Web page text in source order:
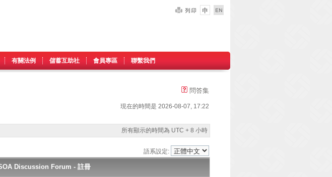
有關法例 儲蓄互助社 會員專區 聯繫我們
問答集
現在的時間是 2026-08-07, 17:22
所有顯示的時間為 UTC + 8 小時
語系設定:
Discussion Forum - 註冊